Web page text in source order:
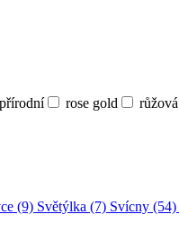
přírodní rose gold růžová
(9) Světýlka (7) Svícny (54)